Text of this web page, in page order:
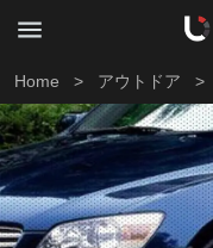
Home > アウトドア >